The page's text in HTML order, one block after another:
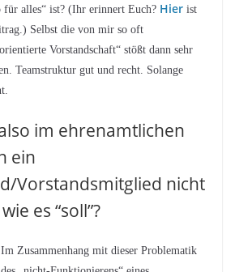
für alles“ ist? (Ihr erinnert Euch? Hier ist
Selbst die von mir so oft
Vorstandschaft“ stößt dann sehr
Teamstruktur gut und recht. Solange
im ehrenamtlichen
ein
Vorstandsmitglied nicht
es “soll”?
Im Zusammenhang mit dieser Problematik